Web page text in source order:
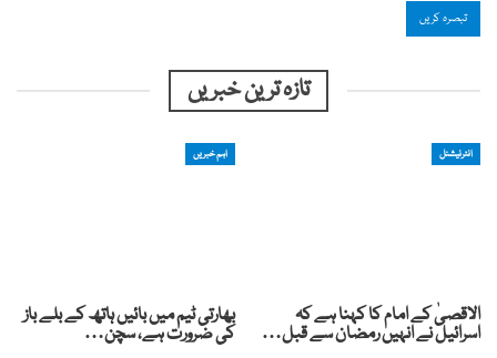
تازہ ترین خبریں
انٹرنیشنل
الاقصیٰ کے امام کا کہنا ہے کہ
اسرائیل نے انہیں رمضان سے قبل…
اہم خبریں
بھارتی ٹیم میں بائیں ہاتھ کے بلے باز
کی ضرورت ہے، سچن…